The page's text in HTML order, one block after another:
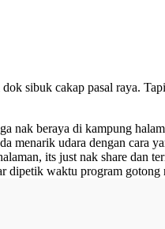
sibuk cakap pasal raya.
nak beraya di kampung
menarik udara dengan cara
its just nak share dan
dipetik waktu program